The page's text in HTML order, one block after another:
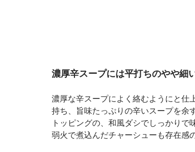
濃厚辛スープには平打ちのやや細
濃厚な辛スープによく絡むようにと仕
持ち、旨味たっぷりの辛いスープを余
トッピングの、和風ダシでしっかり
弱火で煮込んだチャーシューも存在感